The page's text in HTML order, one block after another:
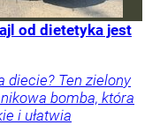
od dietetyka jest
diecie? Ten zielony
bomba, która
i ułatwia